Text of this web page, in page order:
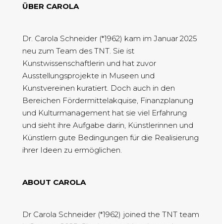
ÜBER CAROLA
Dr. Carola Schneider (*1962) kam im Januar 2025
neu zum Team des TNT. Sie ist
Kunstwissenschaftlerin und hat zuvor
Ausstellungsprojekte in Museen und
Kunstvereinen kuratiert. Doch auch in den
Bereichen Fördermittelakquise, Finanzplanung
und Kulturmanagement hat sie viel Erfahrung
und sieht ihre Aufgabe darin, Künstlerinnen und
Künstlern gute Bedingungen für die Realisierung
ihrer Ideen zu ermöglichen.
ABOUT CAROLA
Dr Carola Schneider (*1962) joined the TNT team